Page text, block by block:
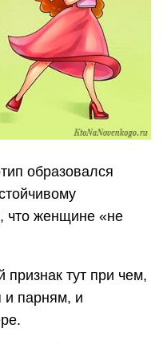
образовался
что женщине «не
тут при чем,
и парням, и